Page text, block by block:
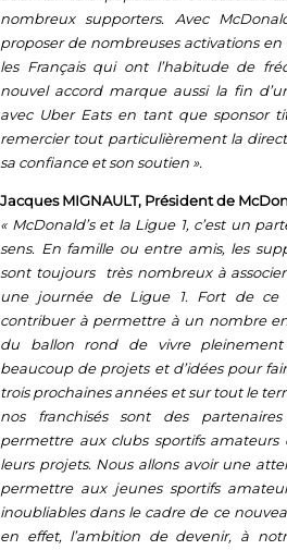
nombreux supporters. Avec
proposer de nombreuses activations
les Français qui ont l’habitude de
nouvel accord marque aussi la fin
avec Uber Eats en tant que sponsor
remercier tout particulièrement la
sa confiance et son soutien ».
Jacques MIGNAULT, Président de
« McDonald’s et la Ligue 1, c’est un
sens. En famille ou entre amis, les
sont toujours très nombreux à
une journée de Ligue 1. Fort de ce
contribuer à permettre à un nombre
du ballon rond de vivre pleinement
beaucoup de projets et d’idées pour
trois prochaines années et sur tout le
nos franchisés sont des
permettre aux clubs sportifs amateurs
leurs projets. Nous allons avoir une
permettre aux jeunes sportifs
inoubliables dans le cadre de ce
en effet, l’ambition de devenir, à